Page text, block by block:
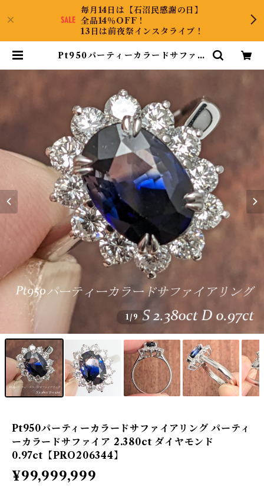
毎月14日は【石沼民感謝の日】
全品14％OFF！
13日は前夜祭インスタライブ！
Pt950パーティーカラードサファイ
Co.,Ltd.
1/9
Pt950パーティーカラードサファイアリング パーティ
ーカラードサファイア 2.380ct ダイヤモンド
0.97ct【PRO206344】
¥99,999,999